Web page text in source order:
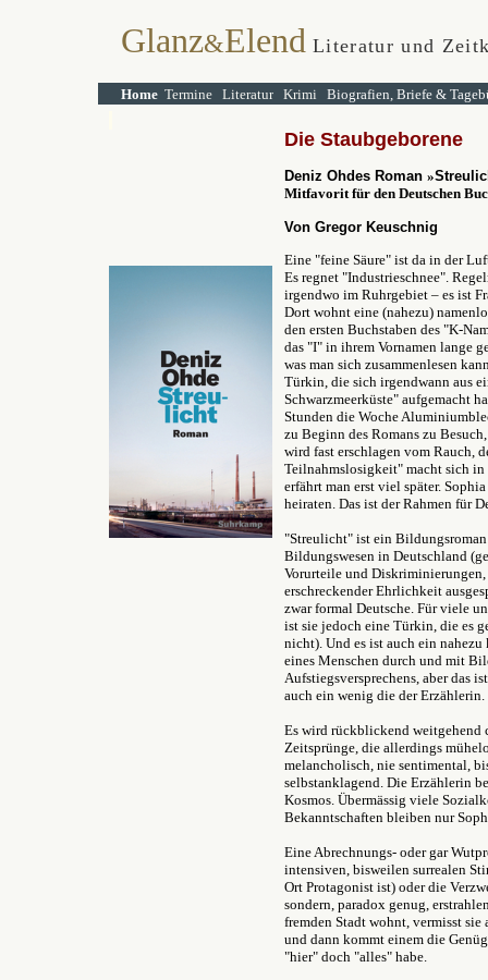
Glanz&Elend Literatur und
Home Termine Literatur Krimi Biografien, Briefe &
Die Staubgeborene
Deniz Ohdes Roman »
Mitfavorit für den Deutschen
Von Gregor Keuschnig
Eine "feine Säure" ist da in der
Es regnet "Industrieschnee".
irgendwo im Ruhrgebiet – es ist
Dort wohnt eine (nahezu)
den ersten Buchstaben des "K-
das "I" in ihrem Vornamen lange
was man sich zusammenlesen
Türkin, die sich irgendwann aus
Schwarzmeerküste" aufgemacht
Stunden die Woche
zu Beginn des Romans zu
wird fast erschlagen vom Rauch,
Teilnahmslosigkeit" macht sich
erfährt man erst viel später.
heiraten. Das ist der Rahmen für
"Streulicht" ist ein
Bildungswesen in Deutschland
Vorurteile und
erschreckender Ehrlichkeit
zwar formal Deutsche. Für viele
ist sie jedoch eine Türkin, die es
nicht). Und es ist auch ein
eines Menschen durch und mit
Aufstiegsversprechens, aber das
auch ein wenig die der Erzählerin.
Es wird rückblickend weitgehend
Zeitsprünge, die allerdings
melancholisch, nie sentimental,
selbstanklagend. Die Erzählerin
Kosmos. Übermässig viele
Bekanntschaften bleiben nur
Eine Abrechnungs- oder gar
intensiven, bisweilen surrealen
Ort Protagonist ist) oder die
sondern, paradox genug,
fremden Stadt wohnt, vermisst
und dann kommt einem die
"hier" doch "alles" habe.